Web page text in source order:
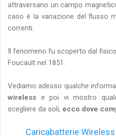
attraversano un campo
caso è la variazione del flusso
correnti.
Il fenomeno fu scoperto dal
Foucault nel 1851.
Vediamo adesso qualche
wireless e poi vi mostro
scegliere da soli, ecco dove
Caricabatterie